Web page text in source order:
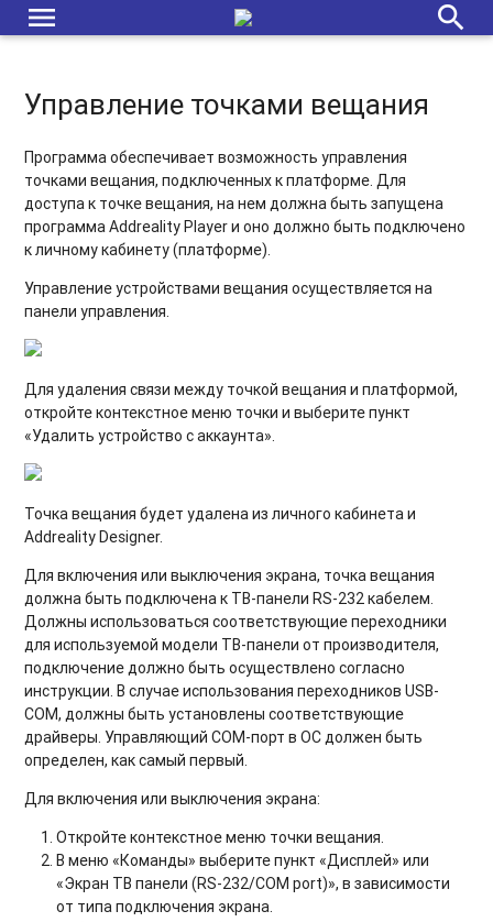
menu search
Управление точками вещания
Программа обеспечивает возможность управления
точками вещания, подключенных к платформе. Для
доступа к точке вещания, на нем должна быть запущена
программа Addreality Player и оно должно быть подключено
к личному кабинету (платформе).
Управление устройствами вещания осуществляется на
панели управления.
Дляудаления связи между точкой вещания и платформой,
откройте контекстное меню точки и выберите пункт
«Удалить устройство с аккаунта».
Точка вещания будет удалена из личного кабинета и
Addreality Designer.
Для включения или выключения экрана, точка вещания
должна быть подключена к ТВ-панели RS-232 кабелем.
Должны использоваться соответствующие переходники
для используемой модели ТВ-панели от производителя,
подключение должно быть осуществлено согласно
инструкции. В случае использования переходников USB-
COM, должны быть установлены соответствующие
драйверы. Управляющий COM-порт в ОС должен быть
определен, как самый первый.
Длявключения или выключения экрана:
Откройте контекстное меню точки вещания.
В меню «Команды» выберите пункт «Дисплей» или
«Экран ТВ панели (RS-232/COM port)», в зависимости
от типа подключения экрана.